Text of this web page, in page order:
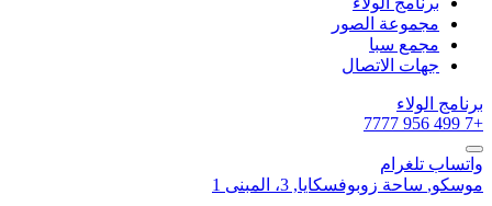
مجموعة الصور
مجمع سبا
جهات الاتصال
برنامج الولاء
+7 499 956 7777
واتساب تلغرام
موسكو, ساحة زوبوفسكايا, 3، المبنى 1